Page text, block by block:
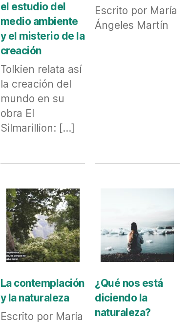
el estudio del
medio ambiente
y el misterio de la
creación
Tolkien relata así
la creación del
mundo en su
obra El
Silmarillion: […]
Escrito por María
Ángeles Martín
La contemplación
y la naturaleza
Escrito por María
¿Qué nos está
diciendo la
naturaleza?